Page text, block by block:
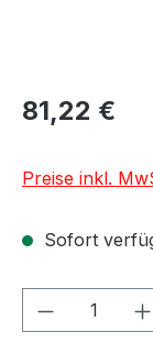
81,22 €
Preise inkl.
Sofort
Produkt